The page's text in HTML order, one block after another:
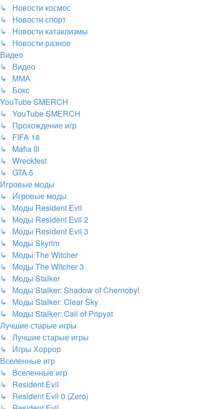
↳ Новости космос
↳ Новости спорт
↳ Новости катаклизмы
↳ Новости разное
Видео
↳ Видео
↳ ММА
↳ Бокс
YouTube SMERCH
↳ YouTube SMERCH
↳ Прохождение игр
↳ FIFA 18
↳ Mafia III
↳ Wreckfest
↳ GTA 5
Игровые моды
↳ Игровые моды
↳ Моды Resident Evil
↳ Моды Resident Evil 2
↳ Моды Resident Evil 3
↳ Моды Skyrim
↳ Моды The Witcher
↳ Моды The Witcher 3
↳ Моды Stalker
↳ Моды Stalker: Shadow of Chernobyl
↳ Моды Stalker: Clear Sky
↳ Моды Stalker: Call of Pripyat
Лучшие старые игры
↳ Лучшие старые игры
↳ Игры Хоррор
Вселенные игр
↳ Вселенные игр
↳ Resident Evil
↳ Resident Evil 0 (Zero)